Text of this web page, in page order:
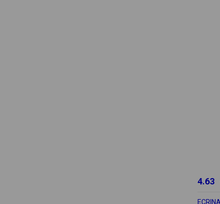
4.63
ECRINAL